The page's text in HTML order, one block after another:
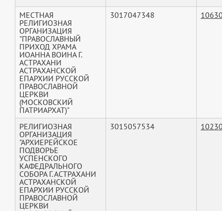
МЕСТНАЯ
РЕЛИГИОЗНАЯ
ОРГАНИЗАЦИЯ
"ПРАВОСЛАВНЫЙ
ПРИХОД ХРАМА
ИОАННА ВОИНА Г.
АСТРАХАНИ
АСТРАХАНСКОЙ
ЕПАРХИИ РУССКОЙ
ПРАВОСЛАВНОЙ
ЦЕРКВИ
(МОСКОВСКИЙ
ПАТРИАРХАТ)"
3017047348
РЕЛИГИОЗНАЯ
ОРГАНИЗАЦИЯ
"АРХИЕРЕЙСКОЕ
ПОДВОРЬЕ
УСПЕНСКОГО
КАФЕДРАЛЬНОГО
СОБОРА Г. АСТРАХАНИ
АСТРАХАНСКОЙ
ЕПАРХИИ РУССКОЙ
ПРАВОСЛАВНОЙ
ЦЕРКВИ
3015057534